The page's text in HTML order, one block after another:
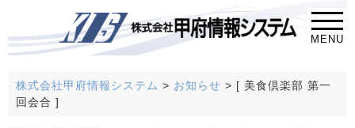
MENU
株式会社甲府情報システム > お知らせ > [ 美食倶楽部 第一
回会合 ]